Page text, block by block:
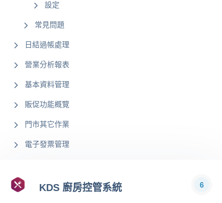
設定
常見問題
日結過帳處理
營業分析報表
基本資料管理
販促功能概覽
門市其它作業
電子發票管理
KDS 廚房控管系統 6